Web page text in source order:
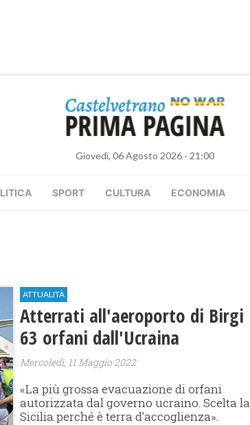
Giovedì, 06 Agosto 2026 - 21:00
SPORT CULTURA ECONOMIA
ATTUALITÀ
Atterrati all'aeroporto di Birgi
63 orfani dall'Ucraina
Mercoledì, 11 Maggio 2022
«La più grossa evacuazione di orfani
autorizzata dal governo ucraino. Scelta la
Sicilia perché è terra d’accoglienza».